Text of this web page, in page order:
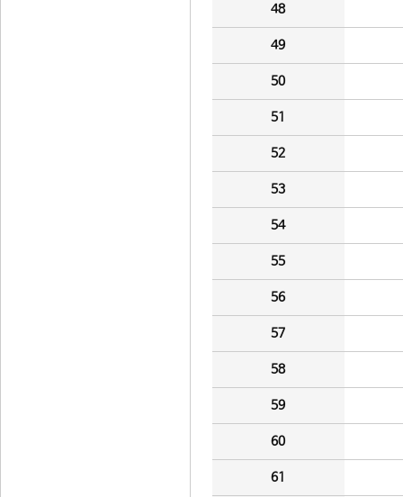
48
49
50
51
52
53
54
55
56
57
58
59
60
61